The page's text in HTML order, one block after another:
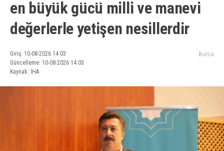
en büyük gücü milli ve manevi
değerlerle yetişen nesillerdir
Giriş: 10-08-2026 14:03
Güncelleme: 10-08-2026 14:03
Kaynak: İHA
Bursa